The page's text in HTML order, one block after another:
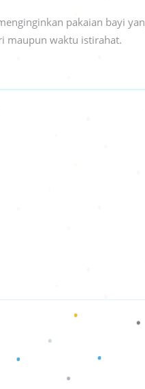
pakaian bayi
maupun waktu istirahat.